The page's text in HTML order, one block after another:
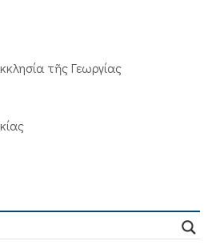
τῆς Γεωργίας